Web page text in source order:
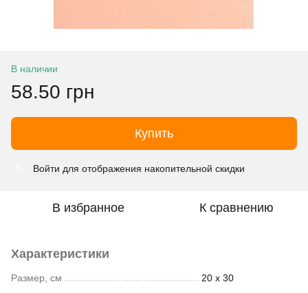
В наличии
58.50 грн
Купить
Войти для отображения накопительной скидки
В избранное К сравнению
Характеристики
Размер, см 20 х 30